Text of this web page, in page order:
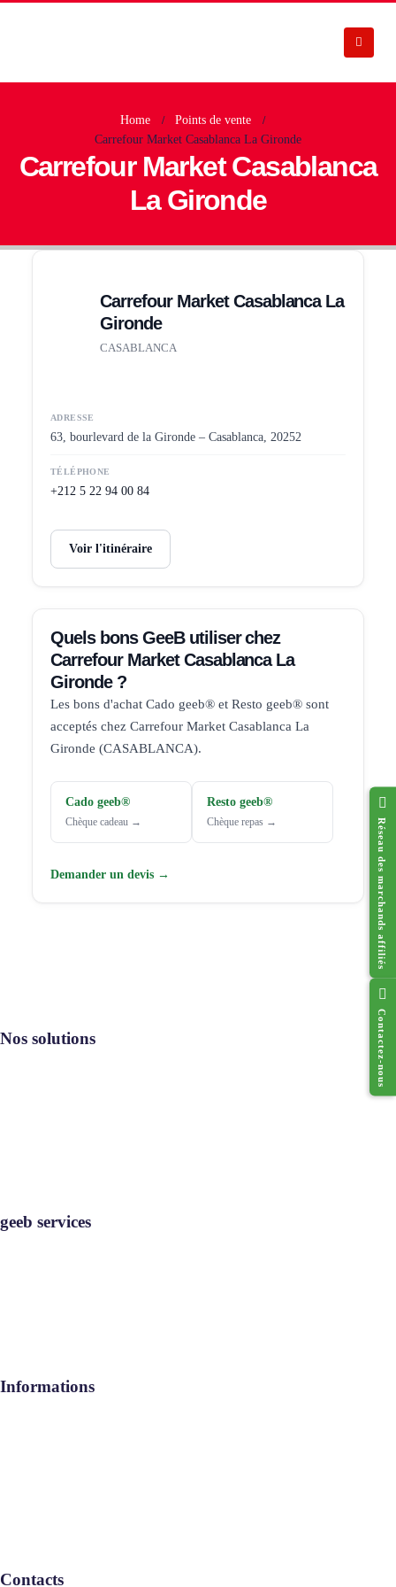
Réseau des marchands affiliés
Contactez-nous
Home
Points de vente
Carrefour Market Casablanca La Gironde
Carrefour Market Casablanca
La Gironde
Carrefour Market Casablanca La
Gironde
CASABLANCA
ADRESSE
63, bourlevard de la Gironde – Casablanca, 20252
TÉLÉPHONE
+212 5 22 94 00 84
Voir l'itinéraire
Quels bons GeeB utiliser chez
Carrefour Market Casablanca La
Gironde ?
Les bons d'achat Cado geeb® et Resto geeb® sont
acceptés chez Carrefour Market Casablanca La
Gironde (CASABLANCA).
Cado geeb®
Chèque cadeau →
Resto geeb®
Chèque repas →
Demander un devis →
Nos solutions
geeb services
Informations
Contacts